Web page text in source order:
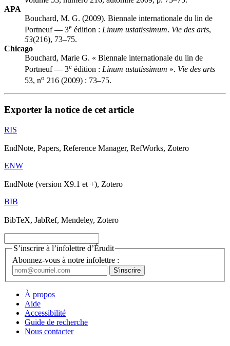
APA
Bouchard, M. G. (2009). Biennale internationale du lin de
Portneuf — 3e édition : Linum ustatissimum. Vie des arts,
53(216), 73–75.
Chicago
Bouchard, Marie G. « Biennale internationale du lin de
Portneuf — 3e édition : Linum ustatissimum ». Vie des arts
53, no 216 (2009) : 73–75.
Exporter la notice de cet article
RIS
EndNote, Papers, Reference Manager, RefWorks, Zotero
ENW
EndNote (version X9.1 et +), Zotero
BIB
BibTeX, JabRef, Mendeley, Zotero
S’inscrire à l’infolettre d’Érudit
Abonnez-vous à notre infolettre :
À propos
Aide
Accessibilité
Guide de recherche
Nous contacter